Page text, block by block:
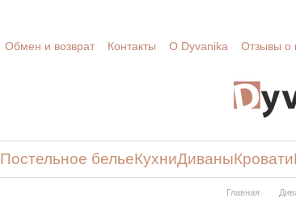
Обмен и возврат Контакты О Dyvanika Отзывы о
Постельное бельеКухниДиваныКровати
Главная